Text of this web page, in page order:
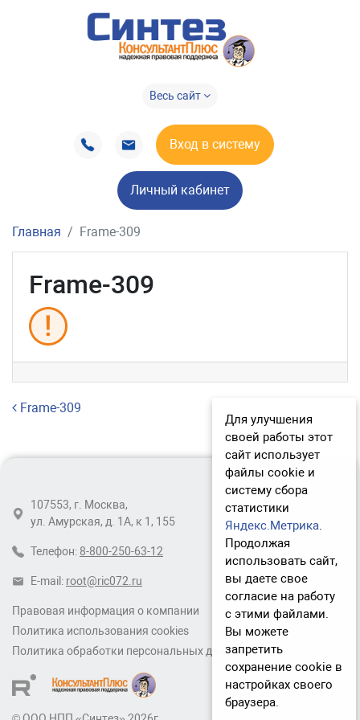
Весь сайт
Вход в систему
Личный кабинет
Главная Frame-309
Frame-309
Навигация по записям
Frame-309
Правовая информация о компании
Политика использования cookies
Политика обработки персональных данных
107553, г. Москва,
ул. Амурская, д. 1А, к 1, 155
Телефон: 8-800-250-63-12
E-mail: root@ric072.ru
Для улучшения
своей работы этот
сайт использует
файлы cookie и
систему сбора
статистики
Яндекс.Метрика.
Продолжая
использовать сайт,
вы даете свое
согласие на работу
с этими файлами.
Вы можете
запретить
сохранение cookie в
настройках своего
браузера.